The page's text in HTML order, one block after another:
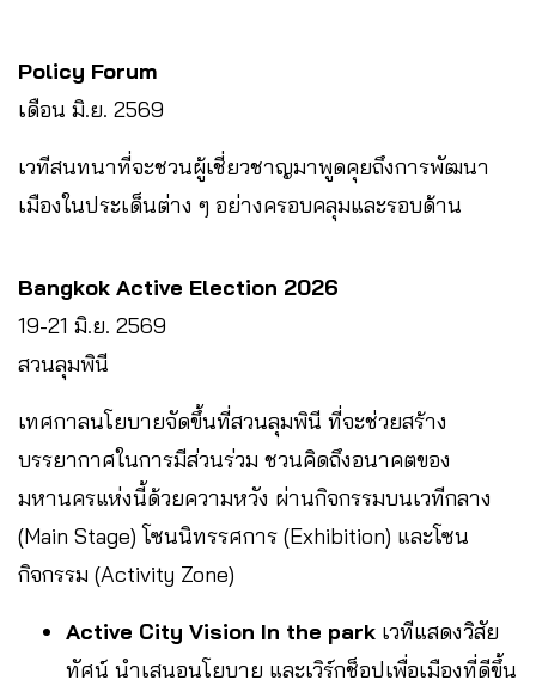
Policy Forum
เดือน มิ.ย. 2569
เวทีสนทนาที่จะชวนผู้เชี่ยวชาญมาพูดคุยถึงการพัฒนา
เมืองในประเด็นต่าง ๆ อย่างครอบคลุมและรอบด้าน
Bangkok Active Election 2026
19-21 มิ.ย. 2569
สวนลุมพินี
เทศกาลนโยบายจัดขึ้นที่สวนลุมพินี ที่จะช่วยสร้าง
บรรยากาศในการมีส่วนร่วม ชวนคิดถึงอนาคตของ
มหานครแห่งนี้ด้วยความหวัง ผ่านกิจกรรมบนเวทีกลาง
(Main Stage) โซนนิทรรศการ (Exhibition) และโซน
กิจกรรม (Activity Zone)
Active City Vision In the park เวทีแสดงวิสัย
ทัศน์ นำเสนอนโยบาย และเวิร์กช็อปเพื่อเมืองที่ดีขึ้น